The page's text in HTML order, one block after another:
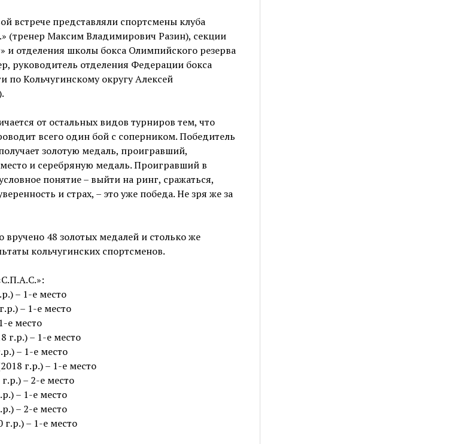
встрече представляли спортсмены клуба
(тренер Максим Владимирович Разин), секции
и отделения школы бокса Олимпийского резерва
руководитель отделения Федерации бокса
по Кольчугинскому округу Алексей
от остальных видов турниров тем, что
всего один бой с соперником. Победитель
золотую медаль, проигравший,
место и серебряную медаль. Проигравший в
понятие – выйти на ринг, сражаться,
и страх, – это уже победа. Не зря же за
вручено 48 золотых медалей и столько же
кольчугинских спортсменов.
– 1-е место
– 1-е место
е место
г.р.) – 1-е место
– 1-е место
г.р.) – 1-е место
– 2-е место
– 1-е место
– 2-е место
– 1-е место